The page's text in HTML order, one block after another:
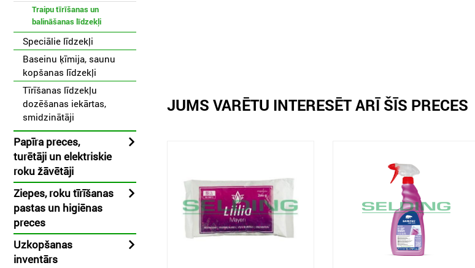
Traipu tīrīšanas un
balināšanas līdzekļi
Speciālie līdzekļi
Baseinu ķīmija, saunu
kopšanas līdzekļi
Tīrīšanas līdzekļu
dozēšanas iekārtas,
smidzinātāji
Papīra preces,
turētāji un elektriskie
roku žāvētāji
Ziepes, roku tīrīšanas
pastas un higiēnas
preces
Uzkopšanas
inventārs
JUMS VARĒTU INTERESĒT ARĪ ŠĪS PRECES